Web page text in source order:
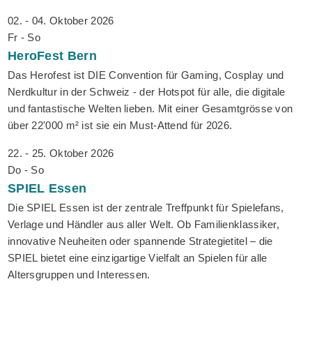
02. - 04. Oktober 2026
Fr - So
HeroFest Bern
Das Herofest ist DIE Convention für Gaming, Cosplay und
Nerdkultur in der Schweiz - der Hotspot für alle, die digitale
und fantastische Welten lieben. Mit einer Gesamtgrösse von
über 22'000 m² ist sie ein Must-Attend für 2026.
22. - 25. Oktober 2026
Do - So
SPIEL Essen
Die SPIEL Essen ist der zentrale Treffpunkt für Spielefans,
Verlage und Händler aus aller Welt. Ob Familienklassiker,
innovative Neuheiten oder spannende Strategietitel – die
SPIEL bietet eine einzigartige Vielfalt an Spielen für alle
Altersgruppen und Interessen.